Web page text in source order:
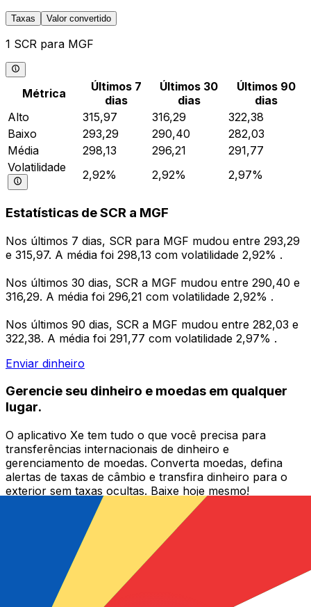
Taxas Valor convertido
1 SCR para MGF
Métrica
Últimos 7
dias
Últimos 30
dias
Últimos 90
dias
Alto
315,97 316,29
322,38
Baixo
293,29 290,40
282,03
Média
298,13 296,21
291,77
Volatilidade
2,92% 2,92% 2,97%
Estatísticas de SCR a MGF
Nos últimos 7 dias, SCR para MGF mudou entre 293,29
e 315,97. A média foi 298,13 com volatilidade 2,92% .
Nos últimos 30 dias, SCR a MGF mudou entre 290,40 e
316,29. A média foi 296,21 com volatilidade 2,92% .
Nos últimos 90 dias, SCR a MGF mudou entre 282,03 e
322,38. A média foi 291,77 com volatilidade 2,97% .
Enviar dinheiro
Gerencie seu dinheiro e moedas em qualquer
lugar.
O aplicativo Xe tem tudo o que você precisa para
transferências internacionais de dinheiro e
gerenciamento de moedas. Converta moedas, defina
alertas de taxas de câmbio e transfira dinheiro para o
exterior sem taxas ocultas. Baixe hoje mesmo!